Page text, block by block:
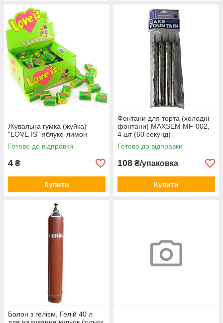
Жувальна гумка (жуйка)
"LOVE IS" яблуко-лимон
Готово до відправки
4 ₴
Купити
Фонтани для торта (холодні
фонтани) MAXSEM MF-002,
4 шт (60 секунд)
Готово до відправки
108 ₴/упаковка
Купити
Балон з гелієм, Гелій 40 л